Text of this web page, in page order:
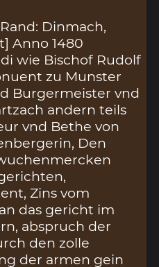
Dinmach,
Anno 1480
wie Bischof Rudolf
zu Munster
Burgermeister vnd
andern teils
vnd Bethe von
Den
Zins vom
das gericht im
abspruch der
den zolle
der armen gein